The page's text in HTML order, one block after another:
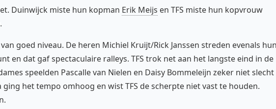
Duinwijck miste hun kopman Erik Meijs en TFS miste hun kopvrouw
goed niveau. De heren Michiel Kruijt/Rick Janssen streden evenals
en dat gaf spectaculaire ralleys. TFS trok net aan het langste eind in de
speelden Pascalle van Nielen en Daisy Bommeleijn zeker niet slecht
ging het tempo omhoog en wist TFS de scherpte niet vast te houden.